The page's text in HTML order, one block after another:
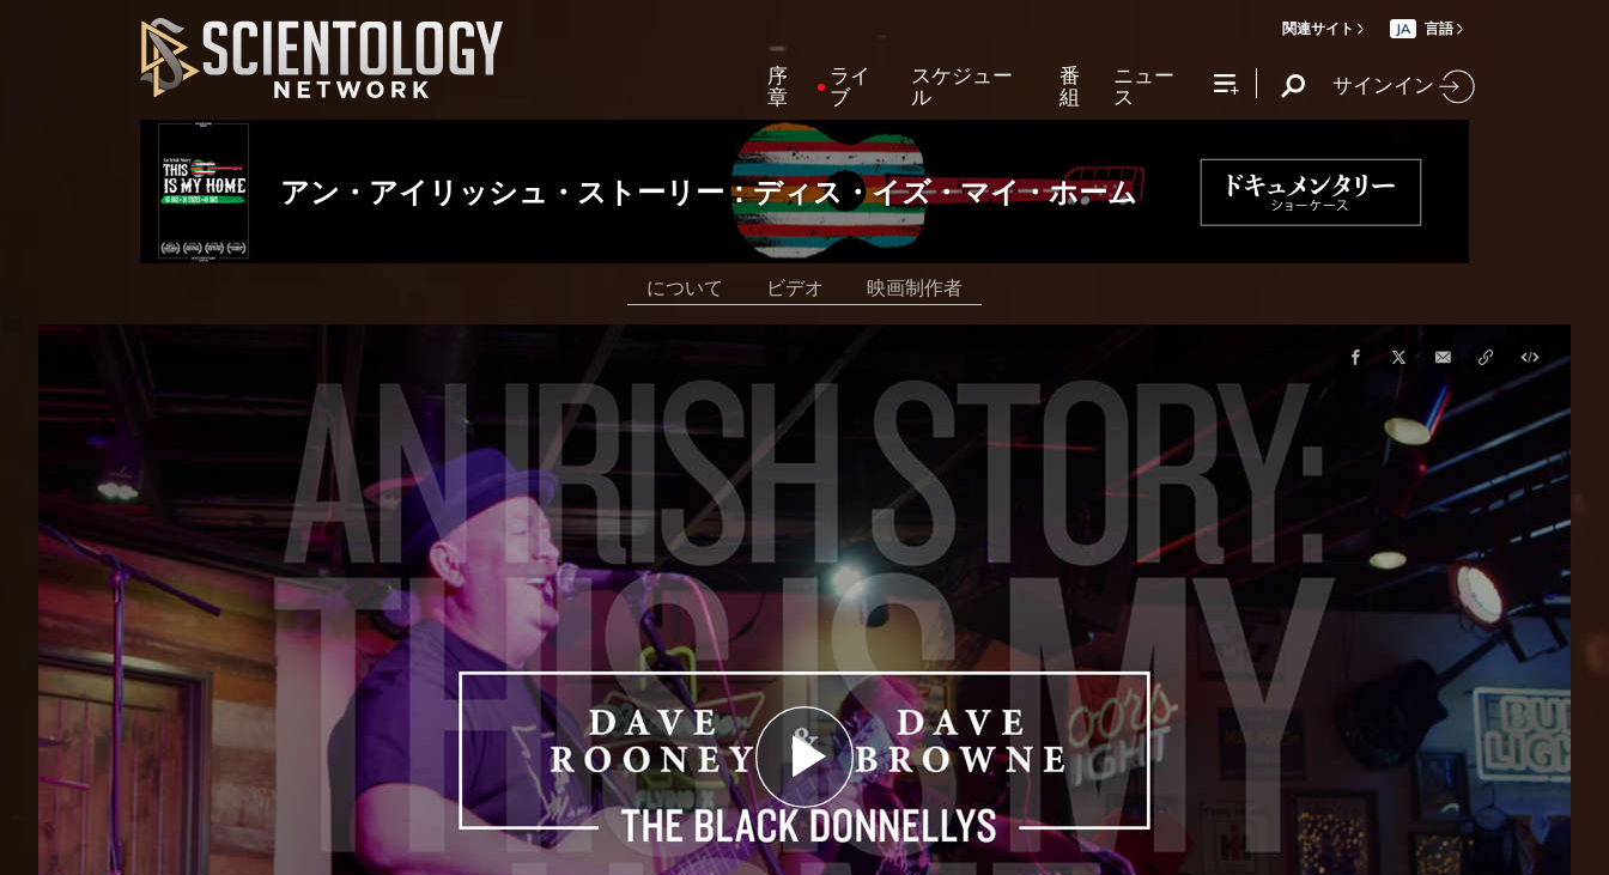
関連サイト JA 言語
序
章
ライ
ブ
スケジュー
ル
番
組
ニュー
ス サインイン
アン・アイリッシュ・ストーリー：ディス・イズ・マイ・ホーム
について ビデオ 映画制作者
Play